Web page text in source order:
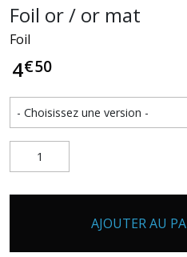
Foil or / or mat
Foil
4€50
AJOUTER AU